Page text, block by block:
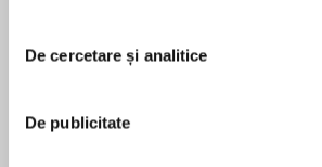
De cercetare și analitice
De publicitate
„Viața e dureroasă, însă până și
de suferință din romanul
pline de căldură și umor...
problemele civilizației, cât și
În acest moment nu există